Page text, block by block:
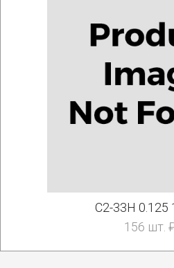
С2-33Н 0.125
156 шт.